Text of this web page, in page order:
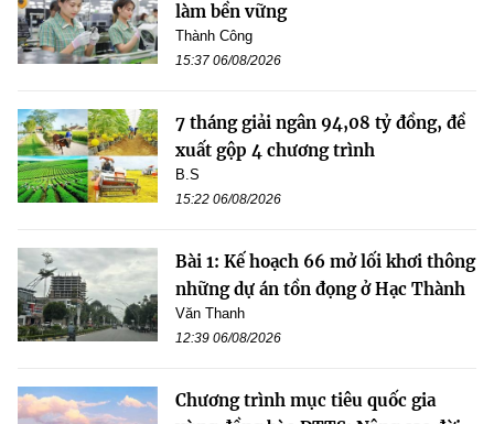
làm bền vững
Thành Công
15:37 06/08/2026
7 tháng giải ngân 94,08 tỷ đồng, đề
xuất gộp 4 chương trình
B.S
15:22 06/08/2026
Bài 1: Kế hoạch 66 mở lối khơi thông
những dự án tồn đọng ở Hạc Thành
Văn Thanh
12:39 06/08/2026
Chương trình mục tiêu quốc gia